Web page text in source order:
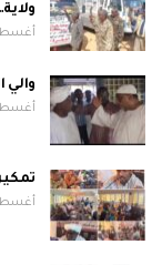
أغسطس
والي
أغسطس
أغسطس